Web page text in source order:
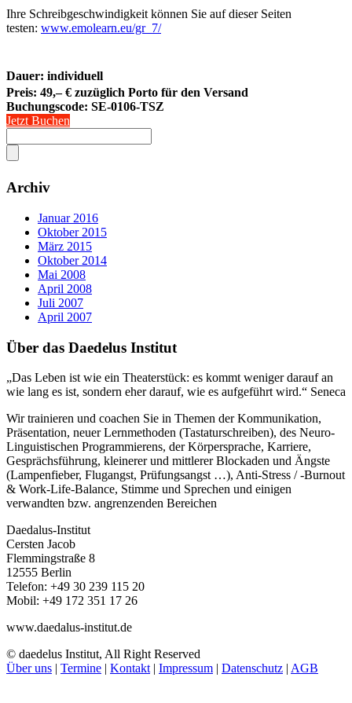
Ihre Schreibgeschwindigkeit können Sie auf dieser Seiten
testen: www.emolearn.eu/gr_7/
Dauer: individuell
Preis: 49,– € zuzüglich Porto für den Versand
Buchungscode: SE-0106-TSZ
Jetzt Buchen
Archiv
Januar 2016
Oktober 2015
März 2015
Oktober 2014
Mai 2008
April 2008
Juli 2007
April 2007
Über das Daedelus Institut
„Das Leben ist wie ein Theaterstück: es kommt weniger darauf an
wie lang es ist, sondern eher darauf, wie es aufgeführt wird.“ Seneca
Wir trainieren und coachen Sie in Themen der Kommunikation,
Präsentation, neuer Lernmethoden (Tastaturschreiben), des Neuro-
Linguistischen Programmierens, der Körpersprache, Karriere,
Gesprächsführung, kleinerer und mittlerer Blockaden und Ängste
(Lampenfieber, Flugangst, Prüfungsangst …), Anti-Stress / -Burnout
& Work-Life-Balance, Stimme und Sprechen und einigen
verwandten bzw. angrenzenden Bereichen
Daedalus-Institut
Cersten Jacob
Flemmingstraße 8
12555 Berlin
Telefon: +49 30 239 115 20
Mobil: +49 172 351 17 26
www.daedalus-institut.de
© daedelus Institut, All Right Reserved
Über uns | Termine | Kontakt | Impressum | Datenschutz | AGB